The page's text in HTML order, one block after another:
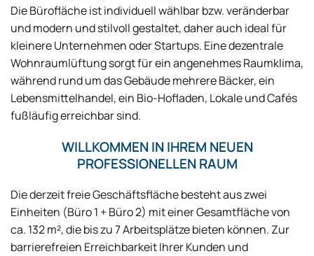
Die Bürofläche ist individuell wählbar bzw. veränderbar
und modern und stilvoll gestaltet, daher auch ideal für
kleinere Unternehmen oder Startups. Eine dezentrale
Wohnraumlüftung sorgt für ein angenehmes Raumklima,
während rund um das Gebäude mehrere Bäcker, ein
Lebensmittelhandel, ein Bio-Hofladen, Lokale und Cafés
fußläufig erreichbar sind.
WILLKOMMEN IN IHREM NEUEN
PROFESSIONELLEN RAUM
Die derzeit freie Geschäftsfläche besteht aus zwei
Einheiten (Büro 1 + Büro 2) mit einer Gesamtfläche von
ca. 132 m², die bis zu 7 Arbeitsplätze bieten können. Zur
barrierefreien Erreichbarkeit Ihrer Kunden und